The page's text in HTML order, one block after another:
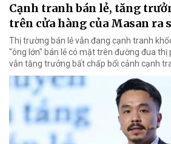
Cạnh tranh bán lẻ, tăng
trên cửa hàng của Masan ra
Thị trường bán lẻ vẫn đang cạnh tranh
"ông lớn" bán lẻ có mặt trên đường đua thị
vẫn tăng trưởng bất chấp bối cảnh cạnh